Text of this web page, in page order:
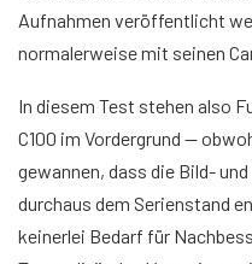
Aufnahmen veröffentlicht
normalerweise mit seinen
In diesem Test stehen also
C100 im Vordergrund —
gewannen, dass die Bild-
durchaus dem Serienstand
keinerlei Bedarf für